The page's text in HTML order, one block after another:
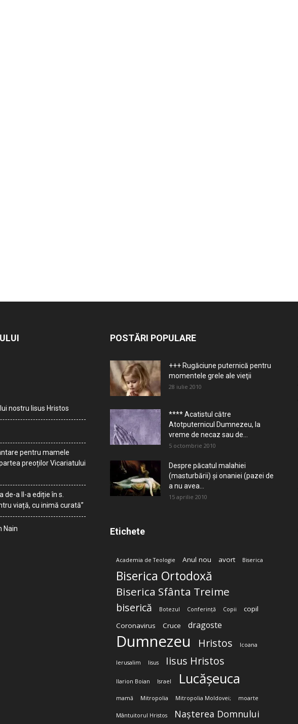
nostru Iisus Hristos
pentru mamele
preoților Vicariatului
de-a II-a ediție în s.
viață, cu inimă curată”
Nain
POSTĂRI POPULARE
+++ Rugăciune puternică pentru
momentele grele ale vieţii
28 iulie 2010
**** Acatistul către
Atotputernicul Dumnezeu, la
vreme de necaz sau de...
5 octombrie 2010
Despre păcatul malahiei
(masturbării) şi onaniei (pazei de
a nu avea...
15 aprilie 2010
Etichete
Academia de Teologie Anul nou avort Biserica
Biserica Ortodoxă
Biserica Sfânta Treime
biserică Botezul Conferință Copii
copil
Coronavirus
Cruce dragoste
Dumnezeu Hristos Icoana
Ierusalim Iisus Iisus Hristos
Ilarion Boian Israel Lucășeuca
mamă Mitropolia Mitropolia Moldovei; moarte
Mântuitorul Hristos Nașterea Domnului